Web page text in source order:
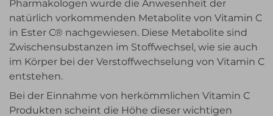
Pharmakologen wurde die Anwesenheit der
natürlich vorkommenden Metabolite von Vitamin C
in Ester C® nachgewiesen. Diese Metabolite sind
Zwischensubstanzen im Stoffwechsel, wie sie auch
im Körper bei der Verstoffwechselung von Vitamin C
entstehen.
Bei der Einnahme von herkömmlichen Vitamin C
Produkten scheint die Höhe dieser wichtigen